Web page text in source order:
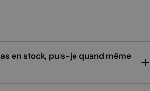
en stock, puis-je quand même